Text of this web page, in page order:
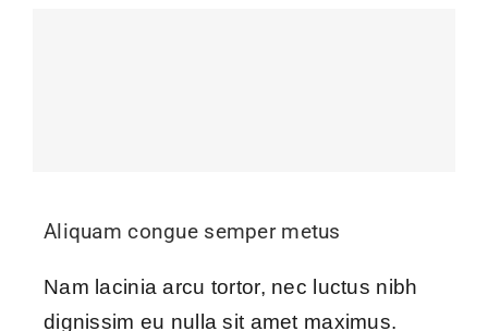
Aliquam congue semper metus
Nam lacinia arcu tortor, nec luctus nibh
dignissim eu nulla sit amet maximus.